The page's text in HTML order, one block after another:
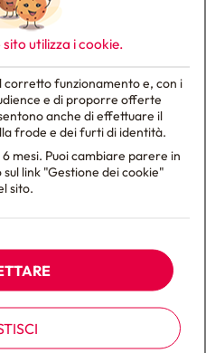
utilizza icookie.
corretto funzionamento e, con i
e di proporre offerte
anche di effettuare il
frode e dei furti di identità.
mesi. Puoi cambiare parere in
link "Gestione dei cookie"
sito.